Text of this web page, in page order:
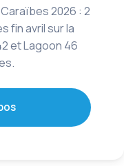
2026 : 2
fin avril sur la
et Lagoon 46